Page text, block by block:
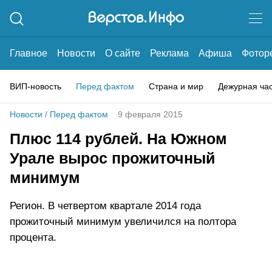
Главное Новости О сайте Реклама Афиша
ВИП-новость Перед фактом Страна и мир Дежурная
Новости / Перед фактом 9 февраля 2015
Плюс 114 рублей. На Южном
Урале вырос прожиточный
минимум
Регион. В четвертом квартале 2014 года
прожиточный минимум увеличился на полтора
процента.